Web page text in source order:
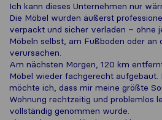
Ich kann dieses Unternehmen nur
Die Möbel wurden äußerst
verpackt und sicher verladen – ohne
Möbeln selbst, am Fußboden oder an
verursachen.
Am nächsten Morgen, 120 km
Möbel wieder fachgerecht aufgebaut.
möchte ich, dass mir meine größte
Wohnung rechtzeitig und problemlos
vollständig genommen wurde.